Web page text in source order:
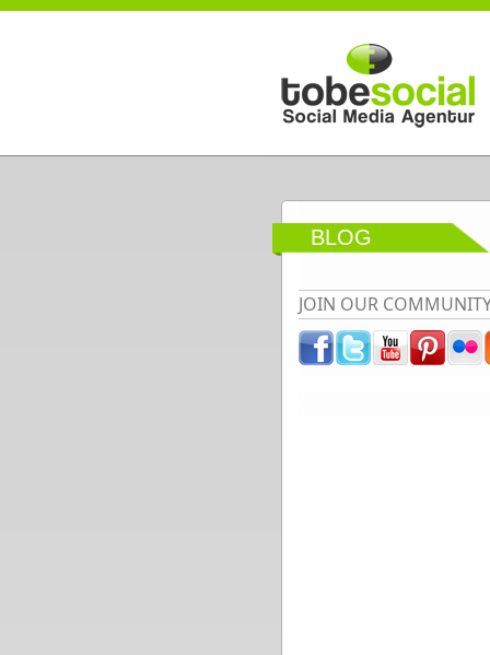
Direkt zum Inhalt
BLOG
JOIN OUR